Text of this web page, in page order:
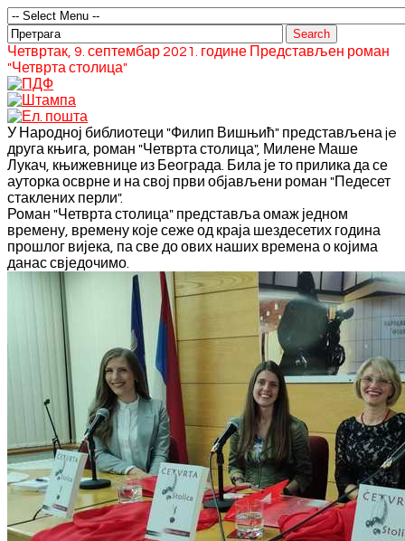
Четвртак, 9. септембар 2021. године Представљен роман
"Четврта столица"
У Народној библиотеци "Филип Вишњић" представљена je
друга књига, роман "Четврта столица", Милене Маше
Лукач, књижевнице из Београда. Била је то прилика да се
ауторка осврне и на свој први објављени роман "Педесет
стаклених перли".
Роман "Четврта столица" представља омаж једном
времену, времену које сеже од краја шездесетих година
прошлог вијека, па све до ових наших времена о којима
данас свједочимо.